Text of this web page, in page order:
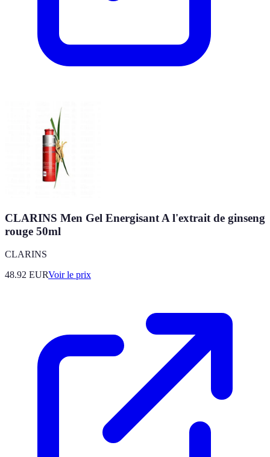
CLARINS Men Gel Energisant A l'extrait de ginseng
rouge 50ml
CLARINS
48.92 EURVoir le prix